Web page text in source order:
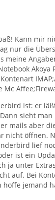
Kann mir
nur die
meine
Akoya
ist: er
sieht
mails aber
nicht öffnen.
lief
ist ein
ja unter
auf. Bei
hoffe jemand